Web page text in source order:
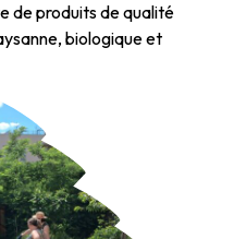
de produits de qualité
biologique et